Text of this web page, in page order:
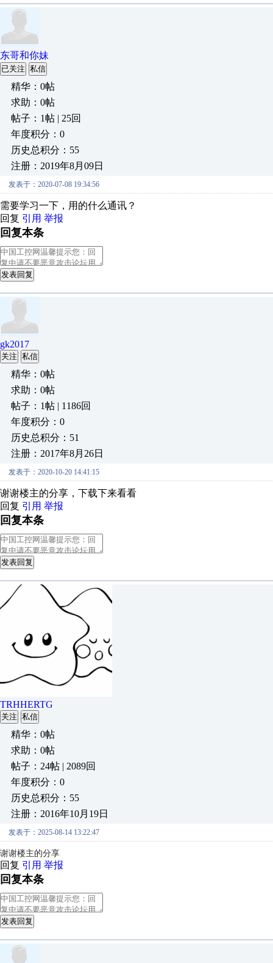
东哥和你妹
已关注 私信
精华：0帖
求助：0帖
帖子：1帖 | 25回
年度积分：0
历史总积分：55
注册：2019年8月09日
发表于：2020-07-08 19:34:56
需要学习一下，用的什么通讯？
回复 引用 举报
回复本条
发表回复
gk2017
关注 私信
精华：0帖
求助：0帖
帖子：1帖 | 1186回
年度积分：0
历史总积分：51
注册：2017年8月26日
发表于：2020-10-20 14:41:15
谢谢楼主的分享，下载下来看看
回复 引用 举报
回复本条
发表回复
TRHHERTG
关注 私信
精华：0帖
求助：0帖
帖子：24帖 | 2089回
年度积分：0
历史总积分：55
注册：2016年10月19日
发表于：2025-08-14 13:22:47
谢谢楼主的分享
回复 引用 举报
回复本条
发表回复